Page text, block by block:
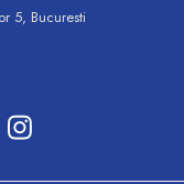
5, Bucuresti